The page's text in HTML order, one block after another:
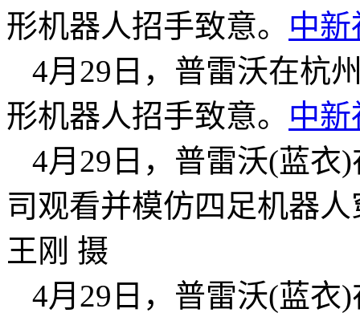
形机器人招手致意。 中新
4月29日，普雷沃在杭
形机器人招手致意。 中新
4月29日，普雷沃(蓝衣
司观看并模仿四足机器
王刚 摄
4月29日，普雷沃(蓝衣